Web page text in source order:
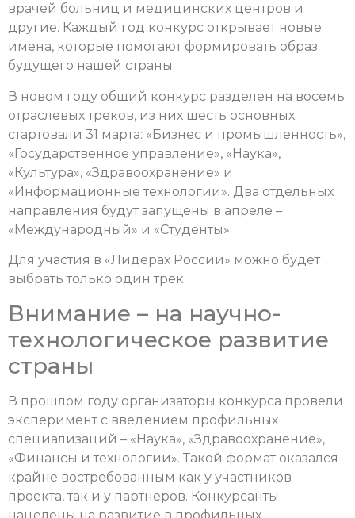
врачей больниц и медицинских центров и
другие. Каждый год конкурс открывает новые
имена, которые помогают формировать образ
будущего нашей страны.
В новом году общий конкурс разделен на восемь
отраслевых треков, из них шесть основных
стартовали 31 марта: «Бизнес и промышленность»,
«Государственное управление», «Наука»,
«Культура», «Здравоохранение» и
«Информационные технологии». Два отдельных
направления будут запущены в апреле –
«Международный» и «Студенты».
Для участия в «Лидерах России» можно будет
выбрать только один трек.
Внимание – на научно-
технологическое развитие
страны
В прошлом году организаторы конкурса провели
эксперимент с введением профильных
специализаций – «Наука», «Здравоохранение»,
«Финансы и технологии». Такой формат оказался
крайне востребованным как у участников
проекта, так и у партнеров. Конкурсанты
нацелены на развитие в профильных